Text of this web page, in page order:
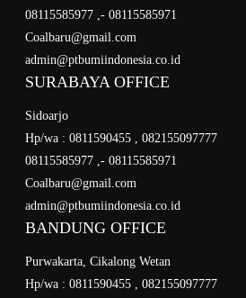
08115585977 ,- 08115585971
Coalbaru@gmail.com
admin@ptbumiindonesia.co.id
SURABAYA OFFICE
Sidoarjo
Hp/wa : 0811590455 , 082155097777
08115585977 ,- 08115585971
Coalbaru@gmail.com
admin@ptbumiindonesia.co.id
BANDUNG OFFICE
Purwakarta, Cikalong Wetan
Hp/wa : 0811590455 , 082155097777